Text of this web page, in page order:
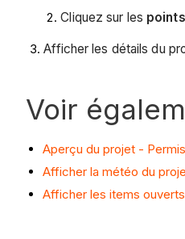
Cliquez sur les
Afficher les détails du
Voir
Aperçu du projet -
Afficher la météo du
Afficher les items